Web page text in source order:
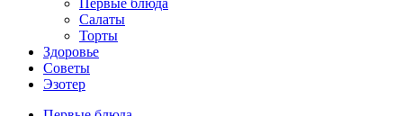
Салаты
Торты
Здоровье
Советы
Эзотер